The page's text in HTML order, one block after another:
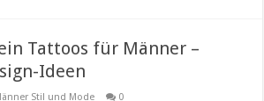
Tattoos für Männer –
Ideen
Stil und Mode 0